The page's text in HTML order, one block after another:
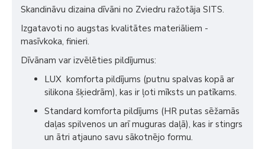
Skandināvu dizaina dīvāni no Zviedru ražotāja SITS.
Izgatavoti no augstas kvalitātes materiāliem -
masīvkoka, finieri.
Dīvānam var izvēlēties pildījumus:
LUX komforta pildījums (putnu spalvas kopā ar
silikona šķiedrām), kas ir ļoti mīksts un patīkams.
Standard komforta pildījums (HR putas sēžamās
daļas spilvenos un arī muguras daļā), kas ir stingrs
un ātri atjauno savu sākotnējo formu.